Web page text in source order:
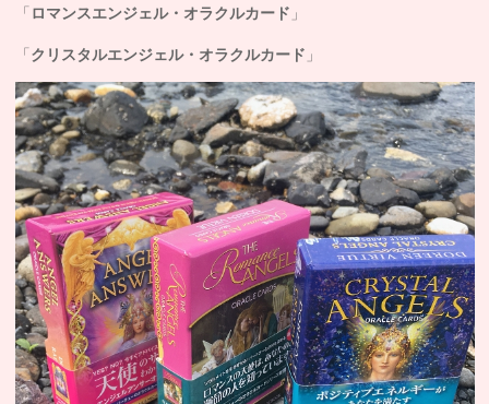
「 ロマンスエンジェル・オラクルカード 」
「 クリスタルエンジェル・オラクルカード 」